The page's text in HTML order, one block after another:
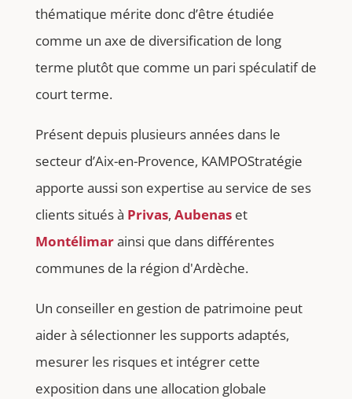
thématique mérite donc d’être étudiée
comme un axe de diversification de long
terme plutôt que comme un pari spéculatif de
court terme.
Présent depuis plusieurs années dans le
secteur d’Aix-en-Provence, KAMPOStratégie
apporte aussi son expertise au service de ses
clients situés à Privas, Aubenaset
Montélimarainsi que dans différentes
communes de la région d'Ardèche.
Un conseiller en gestion de patrimoine peut
aider à sélectionner les supports adaptés,
mesurer les risques et intégrer cette
exposition dans une allocation globale